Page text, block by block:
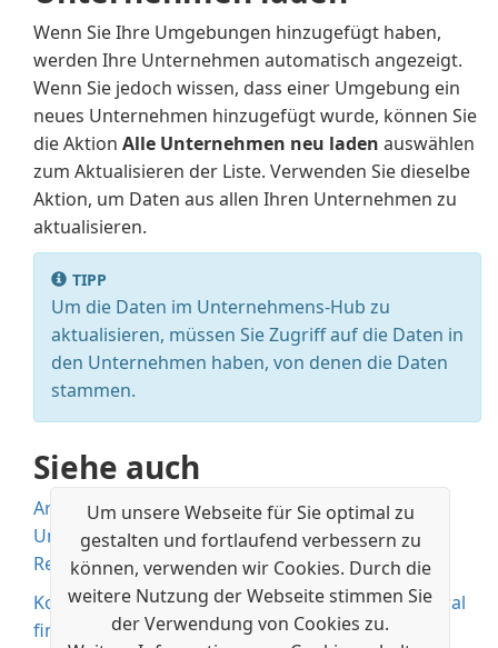
Um unsere Webseite für Sie optimal zu
gestalten und fortlaufend verbessern zu
können, verwenden wir Cookies. Durch die
weitere Nutzung der Webseite stimmen Sie
der Verwendung von Cookies zu.
Wenn Sie Ihre Umgebungen hinzugefügt haben,
werden Ihre Unternehmen automatisch angezeigt.
Wenn Sie jedoch wissen, dass einer Umgebung ein
neues Unternehmen hinzugefügt wurde, können Sie
die Aktion Alle Unternehmen neu laden auswählen
zum Aktualisieren der Liste. Verwenden Sie dieselbe
Aktion, um Daten aus allen Ihren Unternehmen zu
aktualisieren.
TIPP
Um die Daten im Unternehmens-Hub zu
aktualisieren, müssen Sie Zugriff auf die Daten in
den Unternehmen haben, von denen die Daten
stammen.
Siehe auch
Arbeit über mehrere Unternehmen hinweg im
Unternehmens-Hub verwalten
Ressourcen für Hilfe und Support
Kostenlose E-Learning-Module für Business Central
finden Sie hier